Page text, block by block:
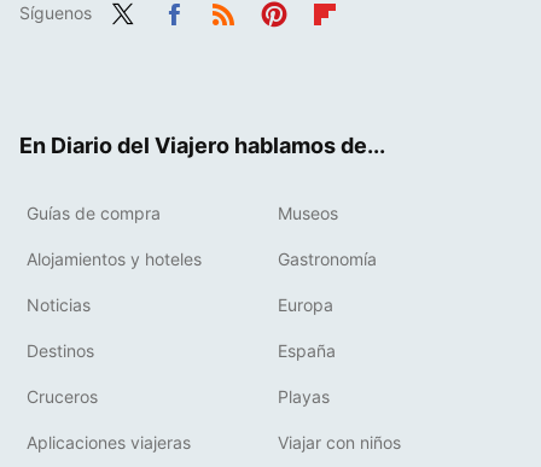
Síguenos
En Diario del Viajero hablamos de...
Guías de compra Museos
Alojamientos y hoteles Gastronomía
Noticias Europa
Destinos España
Cruceros Playas
Aplicaciones viajeras Viajar con niños